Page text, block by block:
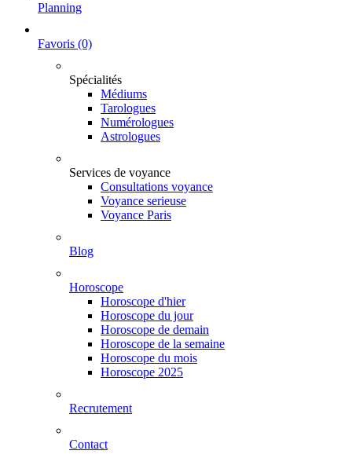
Planning
Favoris (0)
Spécialités
Médiums
Tarologues
Numérologues
Astrologues
Services de voyance
Consultations voyance
Voyance serieuse
Voyance Paris
Blog
Horoscope
Horoscope d'hier
Horoscope du jour
Horoscope de demain
Horoscope de la semaine
Horoscope du mois
Horoscope 2025
Recrutement
Contact